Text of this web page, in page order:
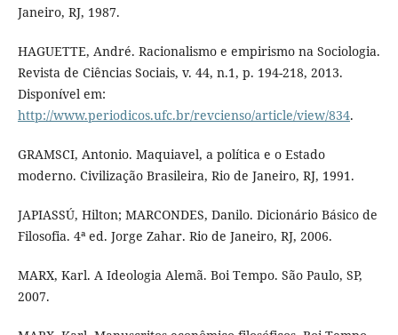
Janeiro, RJ, 1987.
HAGUETTE, André. Racionalismo e empirismo na Sociologia.
Revista de Ciências Sociais, v. 44, n.1, p. 194-218, 2013.
Disponível em:
http://www.periodicos.ufc.br/revcienso/article/view/834.
GRAMSCI, Antonio. Maquiavel, a política e o Estado
moderno. Civilização Brasileira, Rio de Janeiro, RJ, 1991.
JAPIASSÚ, Hilton; MARCONDES, Danilo. Dicionário Básico de
Filosofia. 4ª ed. Jorge Zahar. Rio de Janeiro, RJ, 2006.
MARX, Karl. A Ideologia Alemã. Boi Tempo. São Paulo, SP,
2007.